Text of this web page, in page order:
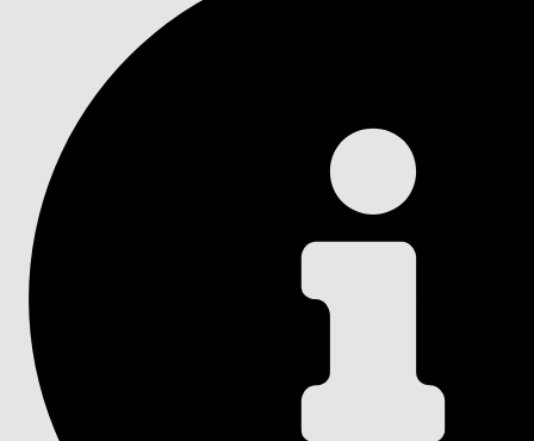
Granska
Få reda på mer om inställningar för